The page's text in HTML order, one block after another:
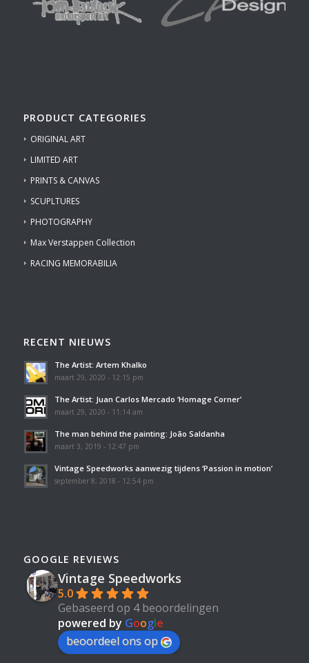
PRODUCT CATEGORIES
ORIGINAL ART
LIMITED ART
PRINTS & CANVAS
SCUPLTURES
PHOTOGRAPHY
Max Verstappen Collection
RACING MEMORABILIA
RECENT NIEUWS
The Artist: Artem Khalko
maart 29, 2020 - 12:15 pm
The Artist: Juan Carlos Mercado ‘Homage Corner’
maart 29, 2020 - 11:14 am
The man behind the painting: João Saldanha
maart 3, 2019 - 12:47 pm
Vintage Speedworks aanwezig tijdens ‘Passion in motion’
september 8, 2018 - 12:54 pm
GOOGLE REVIEWS
Vintage Speedworks
5.0
Gebaseerd op 4 beoordelingen
powered by Google
beoordeel ons op